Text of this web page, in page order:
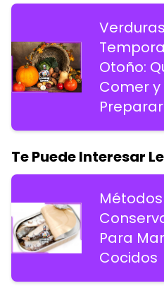
Otoño:
Comer
Te Puede Interesar
Para
Cocidos